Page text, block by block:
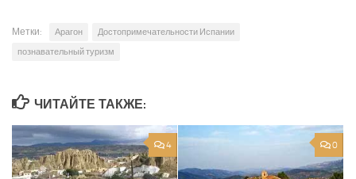
Метки: Арагон
Достопримечательности Испании
познавательный туризм
ЧИТАЙТЕ ТАКЖЕ:
4 0